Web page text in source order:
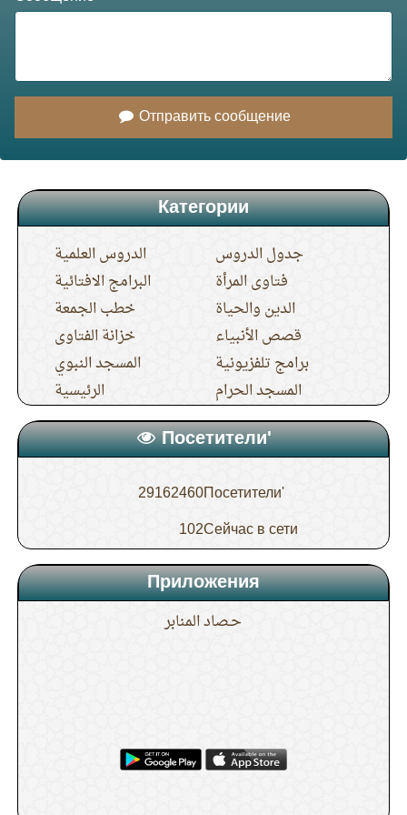
Отправить сообщение
Категории
جدول الدروس
الدروس العلمية
فتاوى المرأة
البرامج الافتائية
الدين والحياة
خطب الجمعة
قصص الأنبياء
خزانة الفتاوى
برامج تلفزيونية
المسجد النبوي
المسجد الحرام
الرئيسية
Посетители'
Посетители'
29162460
Сейчас в сети
102
Приложения
حـصاد المنابر